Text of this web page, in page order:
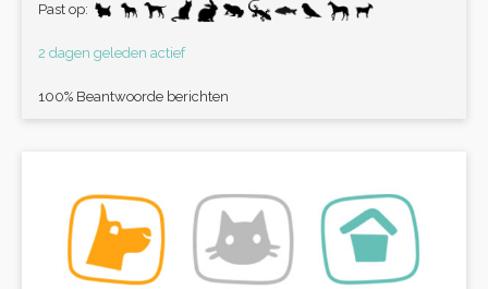
Past op:
2 dagen geleden actief
100% Beantwoorde berichten